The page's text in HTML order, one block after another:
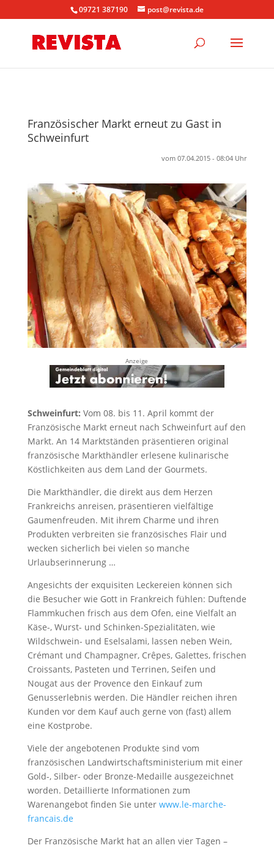
09721 387190 post@revista.de
Französischer Markt erneut zu Gast in
Schweinfurt
vom 07.04.2015 - 08:04 Uhr
Anzeige
Schweinfurt: Vom 08. bis 11. April kommt der
Französische Markt erneut nach Schweinfurt auf den
Markt. An 14 Marktständen präsentieren original
französische Markthändler erlesene kulinarische
Köstlichkeiten aus dem Land der Gourmets.
Die Markthändler, die direkt aus dem Herzen
Frankreichs anreisen, präsentieren vielfältige
Gaumenfreuden. Mit ihrem Charme und ihren
Produkten verbreiten sie französisches Flair und
wecken sicherlich bei vielen so manche
Urlaubserinnerung …
Angesichts der exquisiten Leckereien können sich
die Besucher wie Gott in Frankreich fühlen: Duftende
Flammkuchen frisch aus dem Ofen, eine Vielfalt an
Käse-, Wurst- und Schinken-Spezialitäten, wie
Wildschwein- und Eselsalami, lassen neben Wein,
Crémant und Champagner, Crêpes, Galettes, frischen
Croissants, Pasteten und Terrinen, Seifen und
Nougat aus der Provence den Einkauf zum
Genusserlebnis werden. Die Händler reichen ihren
Kunden vor dem Kauf auch gerne von (fast) allem
eine Kostprobe.
Viele der angebotenen Produkte sind vom
französischen Landwirtschaftsministerium mit einer
Gold-, Silber- oder Bronze-Medaille ausgezeichnet
worden. Detaillierte Informationen zum
Warenangebot finden Sie unter www.le-marche-
francais.de
Der Französische Markt hat an allen vier Tagen –